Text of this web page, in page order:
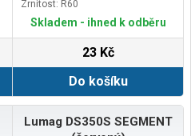
Zrnitost: R60
Skladem - ihned k odběru
23 Kč
Do košíku
Lumag DS350S SEGMENT